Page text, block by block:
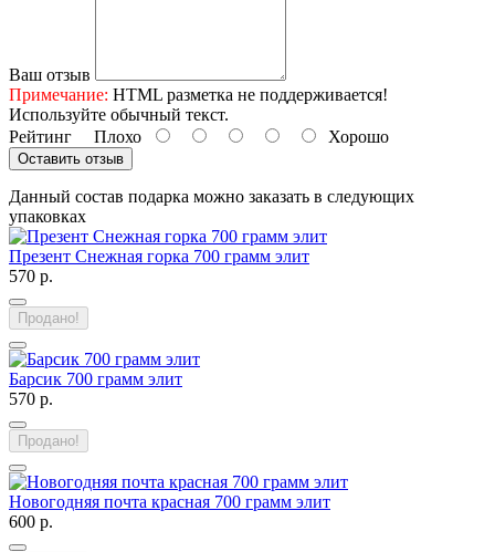
Ваш отзыв
Примечание: HTML разметка не поддерживается!
Используйте обычный текст.
Рейтинг Плохо Хорошо
Оставить отзыв
Данный состав подарка можно заказать в следующих
упаковках
Презент Снежная горка 700 грамм элит
570 р.
Продано!
Барсик 700 грамм элит
570 р.
Продано!
Новогодняя почта красная 700 грамм элит
600 р.